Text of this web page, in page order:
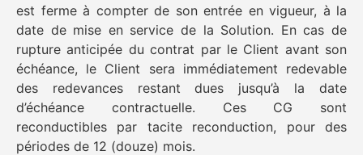
est ferme à compter de son entrée en vigueur, à la
date de mise en service de la Solution. En cas de
rupture anticipée du contrat par le Client avant son
échéance, le Client sera immédiatement redevable
des redevances restant dues jusqu’à la date
d’échéance contractuelle. Ces CG sont
reconductibles par tacite reconduction, pour des
périodes de 12 (douze) mois.